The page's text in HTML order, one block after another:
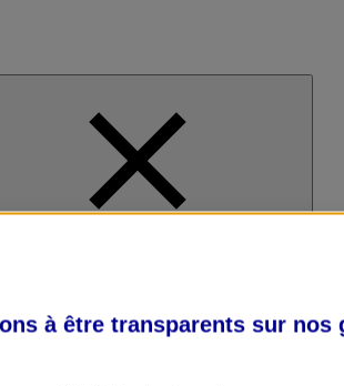
à être transparents sur nos